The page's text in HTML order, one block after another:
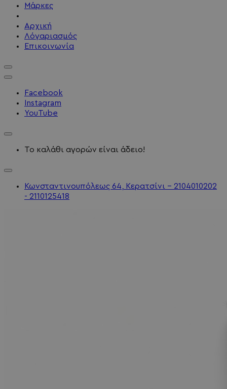
Μάρκες
Αρχική
Λόγαριασμός
Επικοινωνία
Facebook
Instagram
YouTube
Το καλάθι αγορών είναι άδειο!
Κωνσταντινουπόλεως 64, Κερατσίνι - 2104010202
- 2110125418